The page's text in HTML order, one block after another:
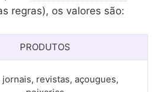
regras), os valores são:
PRODUTOS
jornais, revistas, açougues,